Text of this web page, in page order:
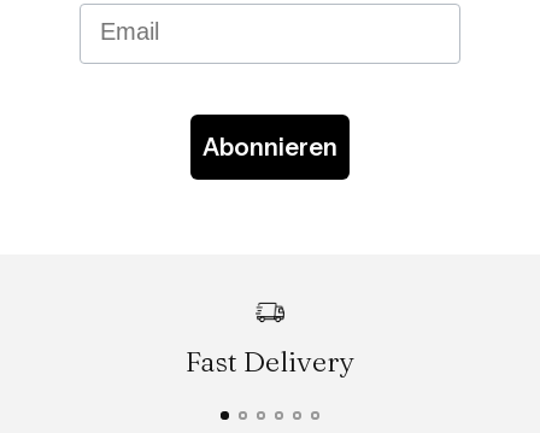
Email
Abonnieren
Fast Delivery